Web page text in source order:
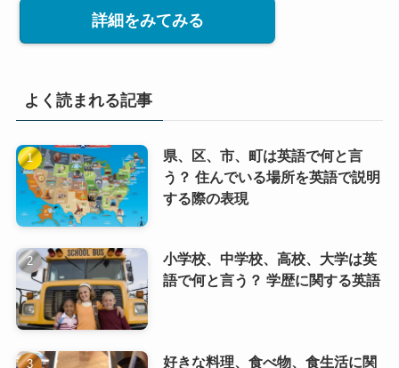
詳細をみてみる
よく読まれる記事
県、区、市、町は英語で何と言
う？ 住んでいる場所を英語で説明
する際の表現
小学校、中学校、高校、大学は英
語で何と言う？ 学歴に関する英語
好きな料理、食べ物、食生活に関